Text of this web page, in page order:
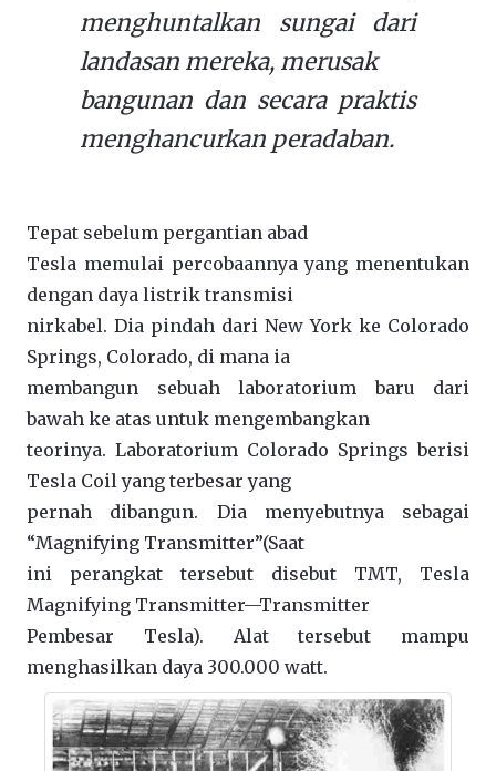
menghuntalkan sungai dari
landasan mereka, merusak
bangunan dan secara praktis
menghancurkan peradaban.
Tepat sebelum pergantian abad
Tesla memulai percobaannya yang menentukan
dengan daya listrik transmisi
nirkabel. Dia pindah dari New York ke Colorado
Springs, Colorado, di mana ia
membangun sebuah laboratorium baru dari
bawah ke atas untuk mengembangkan
teorinya. Laboratorium Colorado Springs berisi
Tesla Coil yang terbesar yang
pernah dibangun. Dia menyebutnya sebagai
“Magnifying Transmitter”(Saat
ini perangkat tersebut disebut TMT, Tesla
Magnifying Transmitter—Transmitter
Pembesar Tesla). Alat tersebut mampu
menghasilkan daya 300.000 watt.